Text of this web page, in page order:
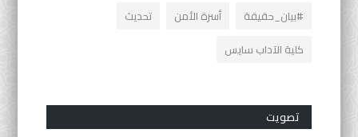
#بيان_حقيقة
أسرة الأمن
تحديث
كلية الآداب سايس
تصويت